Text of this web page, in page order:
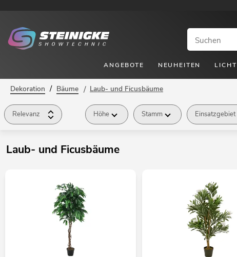
ANGEBOTE NEUHEITEN LICHT
Dekoration / Bäume / Laub- und Ficusbäume
Relevanz Höhe Stamm Einsatzgebiet
Laub- und Ficusbäume